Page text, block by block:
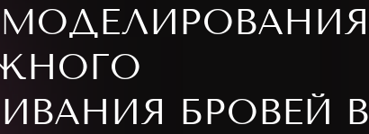
БРОВЕЙ В